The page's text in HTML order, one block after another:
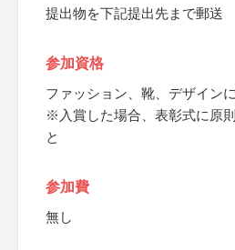
提出物を下記提出先まで郵送
参加資格
ファッション、靴、デザイン
※入賞した場合、表彰式に原
と
参加費
無し